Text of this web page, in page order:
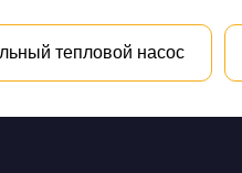
тепловой насос